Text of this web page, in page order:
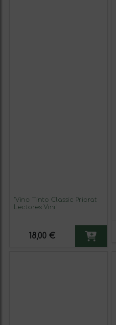
'Vino Tinto Classic Priorat
Lectores Vini'
18,00 €